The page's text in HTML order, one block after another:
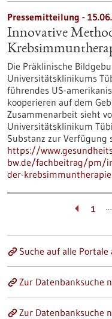
Pressemitteilung -
Innovative
Die Präklinische
Universitätsklinikums
führendes US-
kooperieren auf dem
Zusammenarbeit sieht
Universitätsklinikum
Substanz zur Verfügung
https://
bw.de/fachbeitrag/pm/
der-krebsimmuntherapie
1 …
Suche auf alle Portale
Zur Datenbanksuche
Zur Datenbanksuche